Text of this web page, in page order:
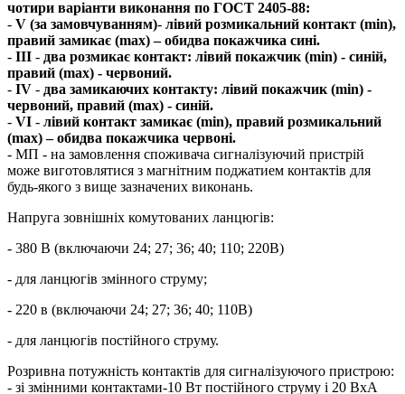
чотири варіанти виконання по ГОСТ 2405-88:
- V (за замовчуванням)- лівий розмикальний контакт (min),
правий замикає (max) – обидва покажчика сині.
- III - два розмикає контакт: лівий покажчик (min) - синій,
правий (max) - червоний.
- IV - два замикаючих контакту: лівий покажчик (min) -
червоний, правий (max) - синій.
- VI - лівий контакт замикає (min), правий розмикальний
(max) – обидва покажчика червоні.
- МП - на замовлення споживача сигналізуючий пристрій
може виготовлятися з магнітним поджатием контактів для
будь-якого з вище зазначених виконань.
Напруга зовнішніх комутованих ланцюгів:
- 380 В (включаючи 24; 27; 36; 40; 110; 220В)
- для ланцюгів змінного струму;
- 220 в (включаючи 24; 27; 36; 40; 110В)
- для ланцюгів постійного струму.
Розривна потужність контактів для сигналізуючого пристрою:
- зі змінними контактами-10 Вт постійного струму і 20 ВхА